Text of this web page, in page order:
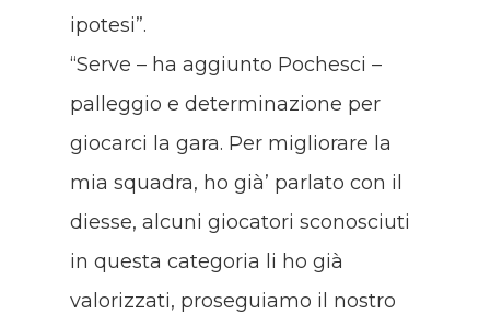
ipotesi”.
“Serve – ha aggiunto Pochesci –
palleggio e determinazione per
giocarci la gara. Per migliorare la
mia squadra, ho già’ parlato con il
diesse, alcuni giocatori sconosciuti
in questa categoria li ho già
valorizzati, proseguiamo il nostro